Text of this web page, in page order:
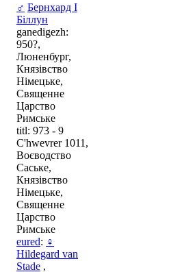
♂ Бернхард I
Біллун
ganedigezh:
950?,
Люненбург,
Князівство
Німецьке,
Священне
Царство
Римське
titl: 973 - 9
C'hwevrer 1011,
Воєводство
Саське,
Князівство
Німецьке,
Священне
Царство
Римське
eured: ♀
Hildegard van
Stade ,